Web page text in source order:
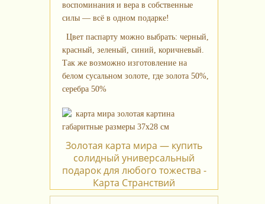
воспоминания и вера в собственные
силы — всё в одном подарке!
Цвет паспарту можно выбрать: черный,
красный, зеленый, синий, коричневый.
Так же возможно изготовление на
белом сусальном золоте, где золота 50%,
серебра 50%
Золотая карта мира — купить
солидный универсальный
подарок для любого тожества -
Карта Странствий